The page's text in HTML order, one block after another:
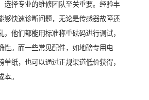
选择专业的维修团队至关重要。经验丰
够快速诊断问题，无论是传感器故障还
，他们都能用标准称重砝码进行调试，
性。而一些常见配件，如地磅专用电
单纸，也可以通过正规渠道低价获得，
本。